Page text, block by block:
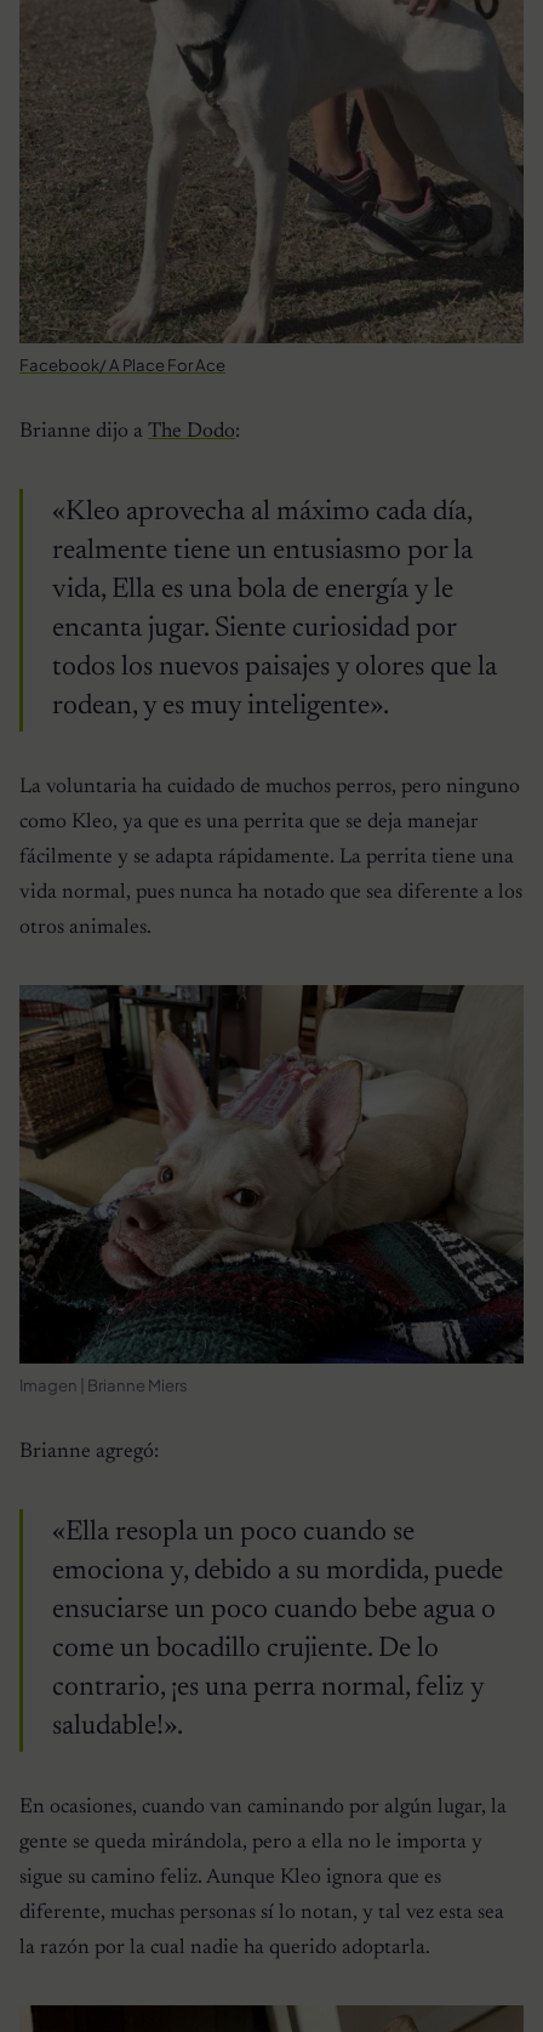
Facebook/ A Place For Ace
Brianne dijo a The Dodo:
«Kleo aprovecha al máximo cada día,
realmente tiene un entusiasmo por la
vida, Ella es una bola de energía y le
encanta jugar. Siente curiosidad por
todos los nuevos paisajes y olores que la
rodean, y es muy inteligente».
La voluntaria ha cuidado de muchos perros, pero ninguno
como Kleo, ya que es una perrita que se deja manejar
fácilmente y se adapta rápidamente. La perrita tiene una
vida normal, pues nunca ha notado que sea diferente a los
otros animales.
Imagen | Brianne Miers
Brianne agregó:
«Ella resopla un poco cuando se
emociona y, debido a su mordida, puede
ensuciarse un poco cuando bebe agua o
come un bocadillo crujiente. De lo
contrario, ¡es una perra normal, feliz y
saludable!».
En ocasiones, cuando van caminando por algún lugar, la
gente se queda mirándola, pero a ella no le importa y
sigue su camino feliz. Aunque Kleo ignora que es
diferente, muchas personas sí lo notan, y tal vez esta sea
la razón por la cual nadie ha querido adoptarla.